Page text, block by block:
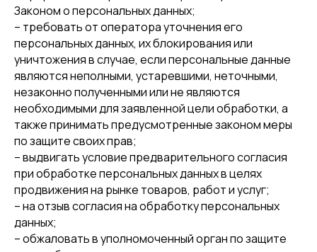
Законом о персональных данных;
– требовать от оператора уточнения его
персональных данных, их блокирования или
уничтожения в случае, если персональные данные
являются неполными, устаревшими, неточными,
незаконно полученными или не являются
необходимыми для заявленной цели обработки, а
также принимать предусмотренные законом меры
по защите своих прав;
– выдвигать условие предварительного согласия
при обработке персональных данных в целях
продвижения на рынке товаров, работ и услуг;
– на отзыв согласия на обработку персональных
данных;
– обжаловать в уполномоченный орган по защите